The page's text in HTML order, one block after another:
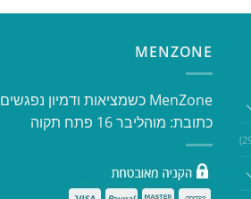
MENZONE
​​MenZone כשמציאות ודמיון נפגשים​
כתובת: מוהליבר 16 פתח תקוה